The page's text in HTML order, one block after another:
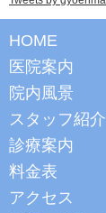
HOME
医院案内
院内風景
スタッフ紹介
診療案内
料金表
アクセス